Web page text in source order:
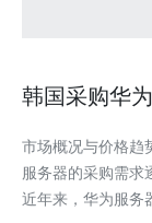
韩国采购华
市场概况与价格趋
服务器的采购需求
近年来，华为服务